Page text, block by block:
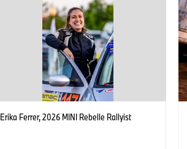
Erika Ferrer, 2026 MINI Rebelle Rallyist